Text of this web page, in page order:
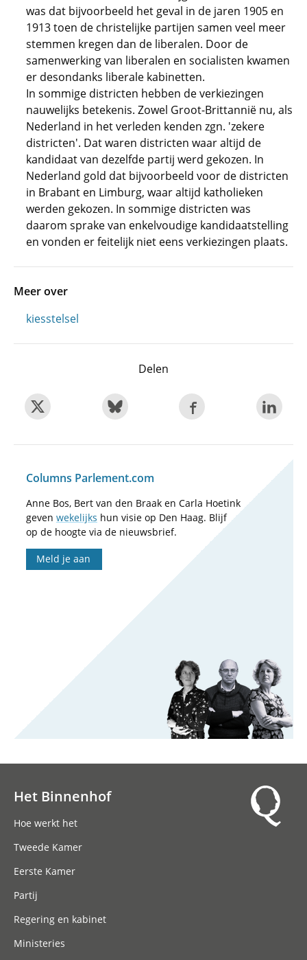
was dat bijvoorbeeld het geval in de jaren 1905 en
1913 toen de christelijke partijen samen veel meer
stemmen kregen dan de liberalen. Door de
samenwerking van liberalen en socialisten kwamen
er desondanks liberale kabinetten.
In sommige districten hebben de verkiezingen
nauwelijks betekenis. Zowel Groot-Brittannië nu, als
Nederland in het verleden kenden zgn. 'zekere
districten'. Dat waren districten waar altijd de
kandidaat van dezelfde partij werd gekozen. In
Nederland gold dat bijvoorbeeld voor de districten
in Brabant en Limburg, waar altijd katholieken
werden gekozen. In sommige districten was
daarom sprake van enkelvoudige kandidaatstelling
en vonden er feitelijk niet eens verkiezingen plaats.
Meer over
kiesstelsel
Delen
Columns Parlement.com
Anne Bos, Bert van den Braak en Carla Hoetink
geven wekelijks hun visie op Den Haag. Blijf
op de hoogte via de nieuwsbrief.
Meld je aan
Het Binnenhof
Hoe werkt het
Tweede Kamer
Eerste Kamer
Partij
Regering en kabinet
Ministeries